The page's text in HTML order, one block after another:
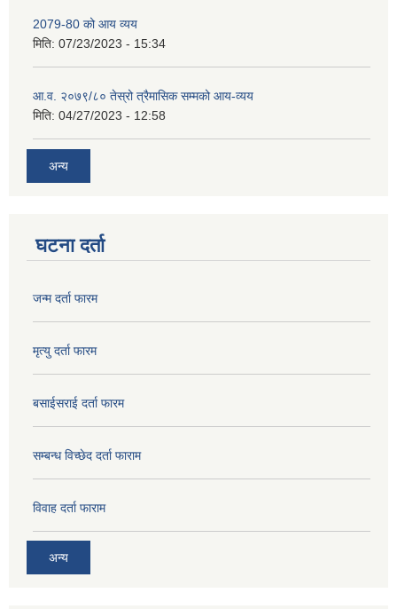
2079-80 को आय व्यय
मिति: 07/23/2023 - 15:34
आ.व. २०७९/८० तेस्रो त्रैमासिक सम्मको आय-व्यय
मिति: 04/27/2023 - 12:58
अन्य
घटना दर्ता
जन्म दर्ता फारम
मृत्यु दर्ता फारम
बसाईसराई दर्ता फारम
सम्बन्ध विच्छेद दर्ता फाराम
विवाह दर्ता फाराम
अन्य